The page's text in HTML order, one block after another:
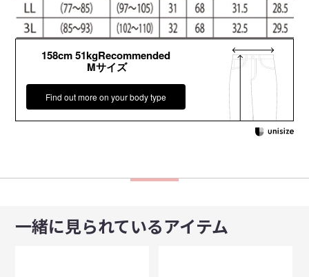
158cm 51kgRecommended
Mサイズ
Find out more on your body type
一緒に見られているアイテム